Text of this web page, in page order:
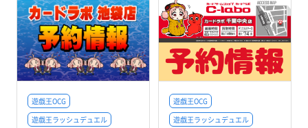
遊戯王OCG
遊戯王ラッシュデュエル
遊戯王OCG
遊戯王ラッシュデュエル